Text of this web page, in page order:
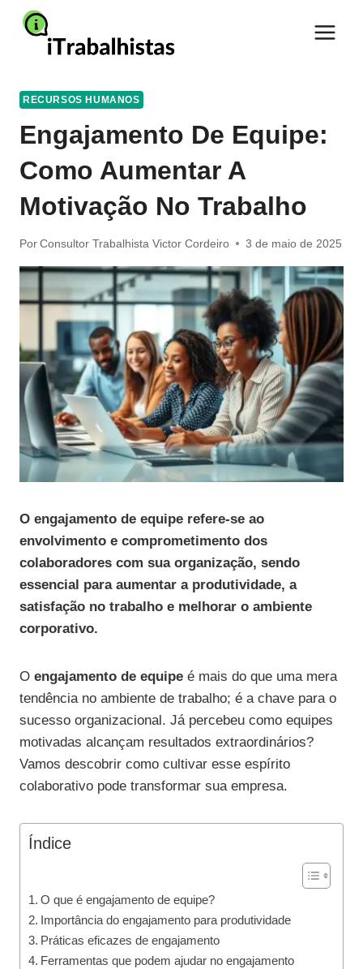
Pular
para
RECURSOS HUMANOS
Engajamento De Equipe:
Como Aumentar A
Motivação No Trabalho
Por Consultor Trabalhista Victor Cordeiro 3 de maio de 2025
O engajamento de equipe refere-se ao
envolvimento e comprometimento dos
colaboradores com sua organização, sendo
essencial para aumentar a produtividade, a
satisfação no trabalho e melhorar o ambiente
corporativo.
O engajamento de equipe é mais do que uma mera
tendência no ambiente de trabalho; é a chave para o
sucesso organizacional. Já percebeu como equipes
motivadas alcançam resultados extraordinários?
Vamos descobrir como cultivar esse espírito
colaborativo pode transformar sua empresa.
Índice
O que é engajamento de equipe?
Importância do engajamento para produtividade
Práticas eficazes de engajamento
Ferramentas que podem ajudar no engajamento